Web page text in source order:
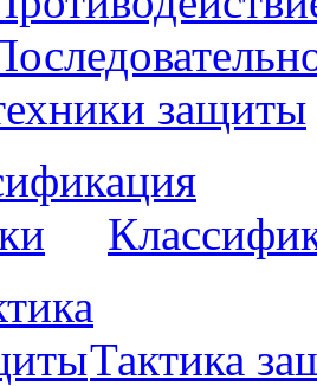
защиты
Тактика